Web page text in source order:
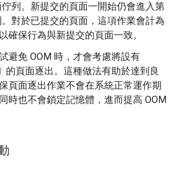
佇列。新提交的頁面一開始仍會進入第
。對於已提交的頁面，這項作業會計為
確保行為與新提交的頁面一致。
避免 OOM 時，才會考慮將設有
的頁面逐出。這種做法有助於達到良
頁面逐出作業不會在系統正常運作期
時也不會鎖定記憶體，進而提高 OOM